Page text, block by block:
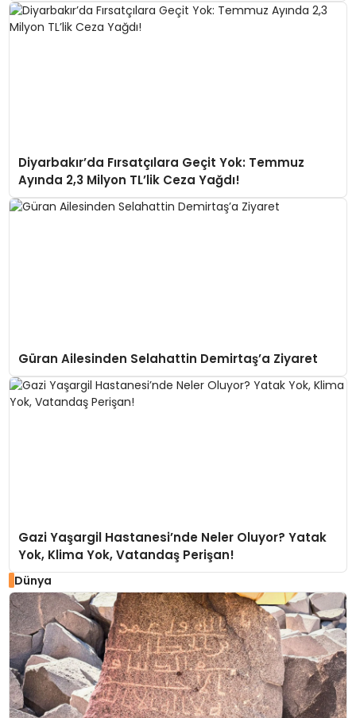
Diyarbakır’da Fırsatçılara Geçit Yok: Temmuz
Ayında 2,3 Milyon TL’lik Ceza Yağdı!
Güran Ailesinden Selahattin Demirtaş’a Ziyaret
Gazi Yaşargil Hastanesi’nde Neler Oluyor? Yatak
Yok, Klima Yok, Vatandaş Perişan!
Dünya